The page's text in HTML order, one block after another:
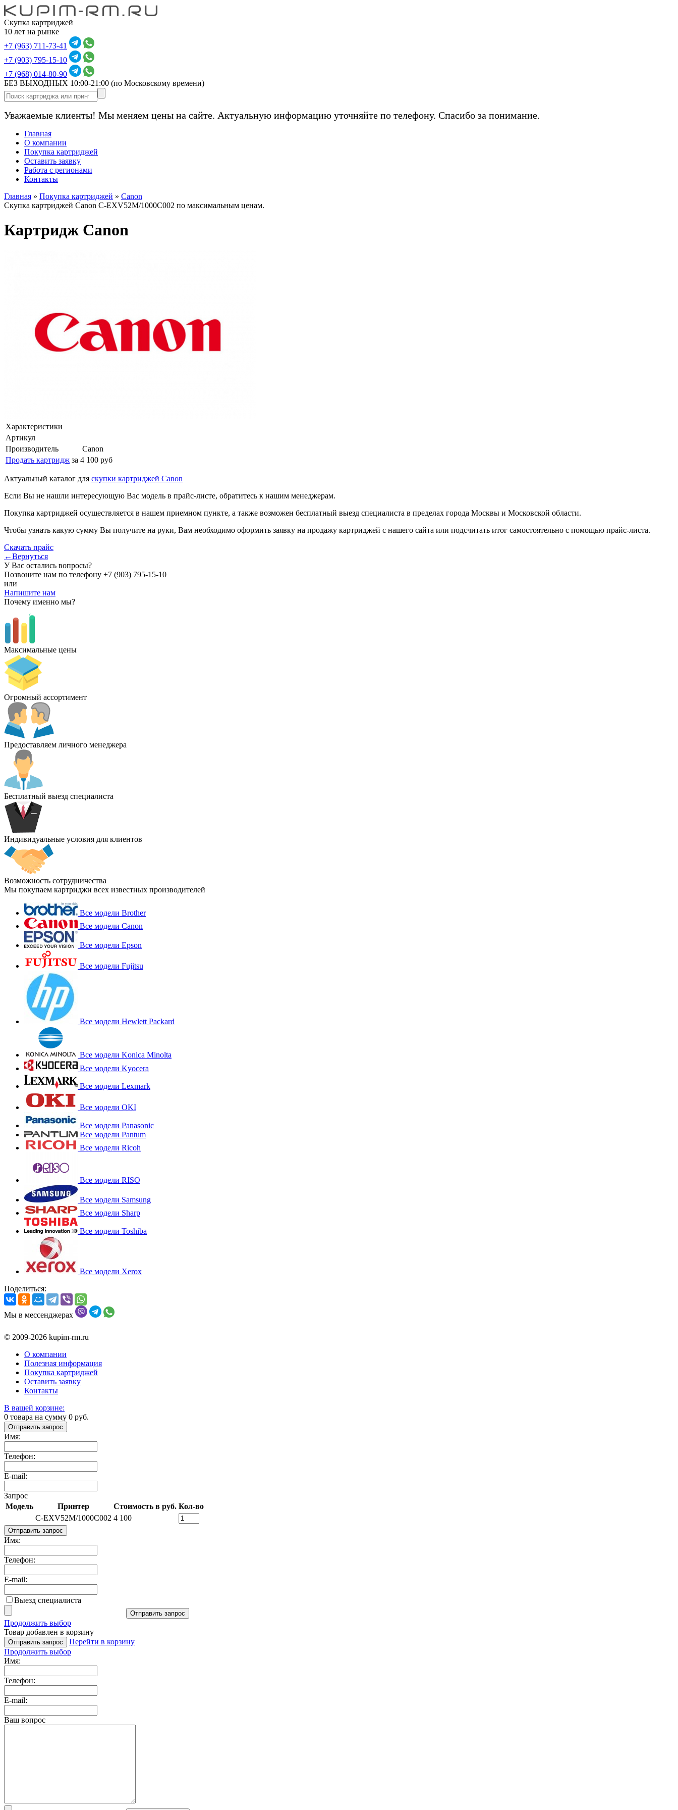
Скупка картриджей
10 лет на рынке
+7 (963) 711-73-41
+7 (903) 795-15-10
+7 (968) 014-80-90
БЕЗ ВЫХОДНЫХ 10:00-21:00 (по Московскому времени)
Уважаемые клиенты! Мы меняем цены на сайте. Актуальную информацию уточняйте по телефону. Спасибо за понимание.
Главная
О компании
Покупка картриджей
Оставить заявку
Работа с регионами
Контакты
Главная » Покупка картриджей » Canon
Скупка картриджей Canon C-EXV52M/1000C002 по максимальным ценам.
Картридж Canon
Характеристики
Артикул
Производитель
Canon
Продать картридж за 4 100 руб
Актуальный каталог для скупки картриджей Canon
Если Вы не нашли интересующую Вас модель в прайс-листе, обратитесь к нашим менеджерам.
Покупка картриджей осуществляется в нашем приемном пункте, а также возможен бесплатный выезд специалиста в пределах города Москвы и Московской области.
Чтобы узнать какую сумму Вы получите на руки, Вам необходимо оформить заявку на продажу картриджей с нашего сайта или подсчитать итог самостоятельно с помощью прайс-листа.
Скачать прайс
←Вернуться
У Вас остались вопросы?
Позвоните нам по телефону +7 (903) 795-15-10
или
Напишите нам
Почему именно мы?
Максимальные цены
Огромный ассортимент
Предоставляем личного менеджера
Бесплатный выезд специалиста
Индивидуальные условия для клиентов
Возможность сотрудничества
Мы покупаем картриджи всех известных производителей
Все модели Brother
Все модели Canon
Все модели Epson
Все модели Fujitsu
Все модели Hewlett Packard
Все модели Konica Minolta
Все модели Kyocera
Все модели Lexmark
Все модели OKI
Все модели Panasonic
Все модели Pantum
Все модели Ricoh
Все модели RISO
Все модели Samsung
Все модели Sharp
Все модели Toshiba
Все модели Xerox
Поделиться:
Мы в мессенджерах
© 2009-2026 kupim-rm.ru
О компании
Полезная информация
Покупка картриджей
Оставить заявку
Контакты
В вашей корзине:
0 товара на сумму 0 руб.
Отправить запрос
Имя:
Телефон:
E-mail:
Запрос
Модель
Принтер Стоимость в руб. Кол-во
C-EXV52M/1000C002 4 100
Отправить запрос
Имя:
Телефон:
E-mail:
Выезд специалиста
Отправить запрос
Продолжить выбор
Товар добавлен в корзину
Отправить запрос
Перейти в корзину
Продолжить выбор
Имя:
Телефон:
E-mail:
Ваш вопрос